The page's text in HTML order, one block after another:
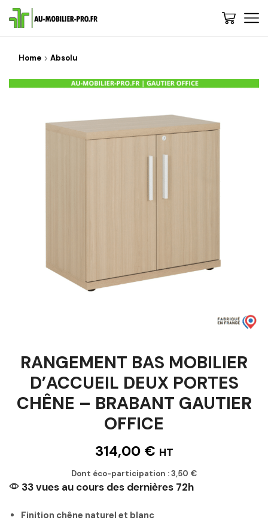
Home Absolu
RANGEMENT BAS MOBILIER
D’ACCUEIL DEUX PORTES
CHÊNE – BRABANT GAUTIER
OFFICE
314,00 € HT
Dont éco-participation :3,50 €
33 vues au cours des dernières 72h
Finition chêne naturel et blanc